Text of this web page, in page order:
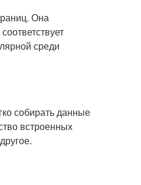
Она
среди
собирать данные
встроенных